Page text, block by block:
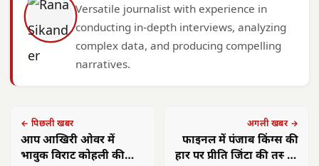
Versatile journalist with experience in
conducting in-depth interviews, analyzing
complex data, and producing compelling
narratives.
← पिछली खबर
आप आखिरी ओवर में
भावुक विराट कोहली की
अगली खबर →
फाइनल में पंजाब किंग्स की
हार पर प्रीति जिंटा की तस्वीरें